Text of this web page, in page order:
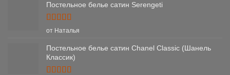
Постельное белье сатин Serengeti
Оценка5
от Наталья
Постельное белье сатин Chanel Classic (Шанель
Классик)